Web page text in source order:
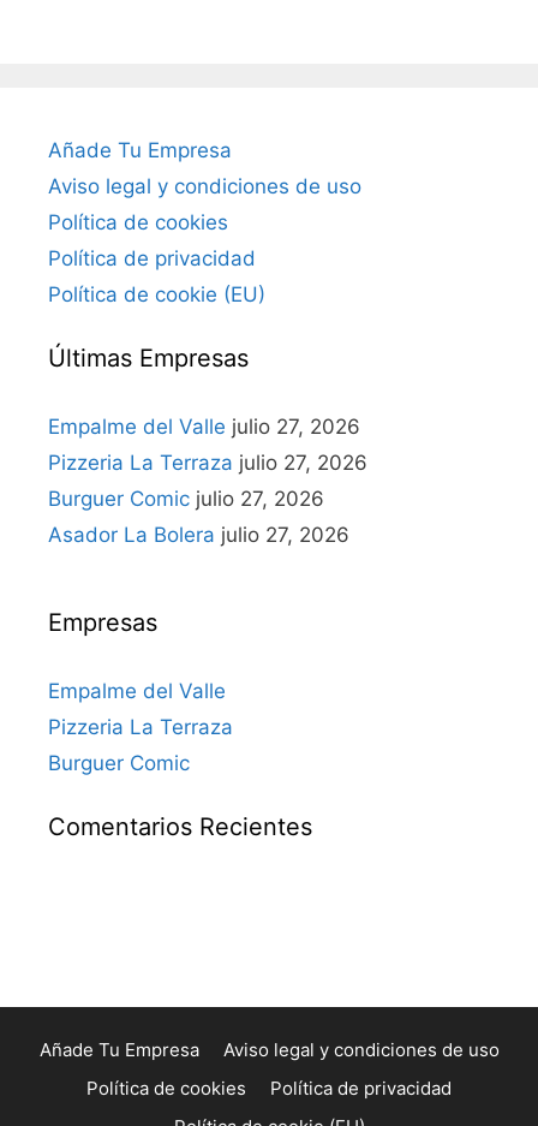
Añade Tu Empresa
Aviso legal y condiciones de uso
Política de cookies
Política de privacidad
Política de cookie (EU)
Últimas Empresas
Empalme del Valle julio 27, 2026
Pizzeria La Terraza julio 27, 2026
Burguer Comic julio 27, 2026
Asador La Bolera julio 27, 2026
Empresas
Empalme del Valle
Pizzeria La Terraza
Burguer Comic
Comentarios Recientes
Añade Tu Empresa
Aviso legal y condiciones de uso
Política de cookies
Política de privacidad